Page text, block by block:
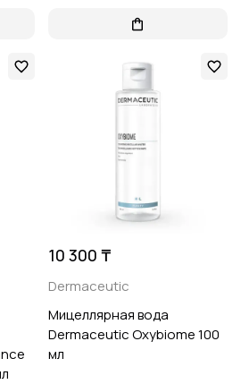
10 300 ₸
Dermaceutic
Мицеллярная вода
Dermaceutic Oxybiome 100
мл